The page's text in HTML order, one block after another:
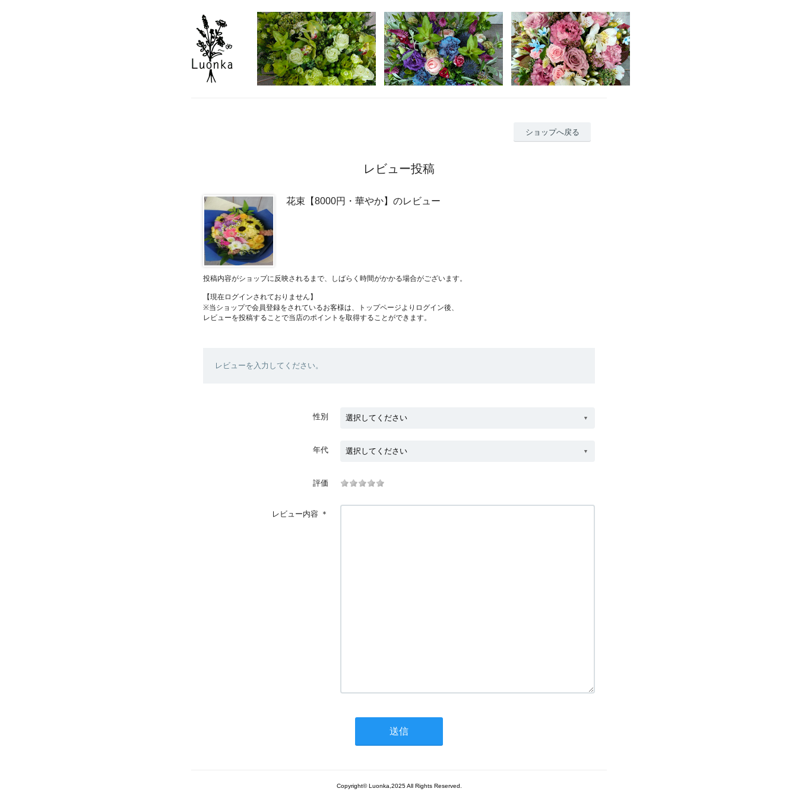
ショップへ戻る
レビュー投稿
花束【8000円・華やか】のレビュー
投稿内容がショップに反映されるまで、しばらく時間がかかる場合がございます。
【現在ログインされておりません】
※当ショップで会員登録をされているお客様は、トップページよりログイン後、
レビューを投稿することで当店のポイントを取得することができます。
レビューを入力してください。
性別
年代
評価
レビュー内容 ＊
Copyright© Luonka,2025 All Rights Reserved.